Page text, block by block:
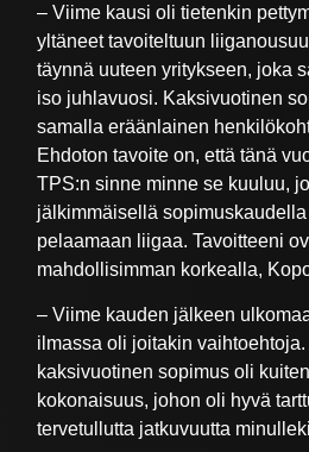
– Viime kausi oli tietenkin
yltäneet tavoiteltuun
täynnä uuteen yritykseen, joka
iso juhlavuosi. Kaksivuotinen
samalla eräänlainen
Ehdoton tavoite on, että tänä
TPS:n sinne minne se kuuluu,
jälkimmäisellä
pelaamaan liigaa. Tavoitteeni
mahdollisimman korkealla,
– Viime kauden jälkeen
ilmassa oli joitakin
kaksivuotinen sopimus oli
kokonaisuus, johon oli hyvä
tervetullutta jatkuvuutta